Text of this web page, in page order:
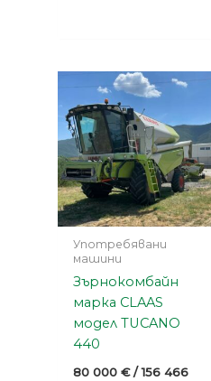
Употребявани
машини
Зърнокомбайн
марка CLAAS
модел TUCANO
440
80 000€/ 156 466